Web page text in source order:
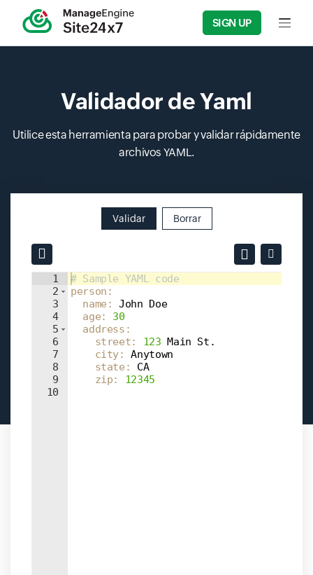
SIGN UP Input
Validador de Yaml
Utilice esta herramienta para probar y validar rápidamente
archivos YAML.
Input field
Input field
1
2
3
4
5
6
7
8
9
10
# Sample YAML code
person :
  name
: John Doe
  age
: 30
  address
:
    street
: 123 Main St.
    city
: Anytown
    state
: CA
    zip
: 12345
Validar Borrar